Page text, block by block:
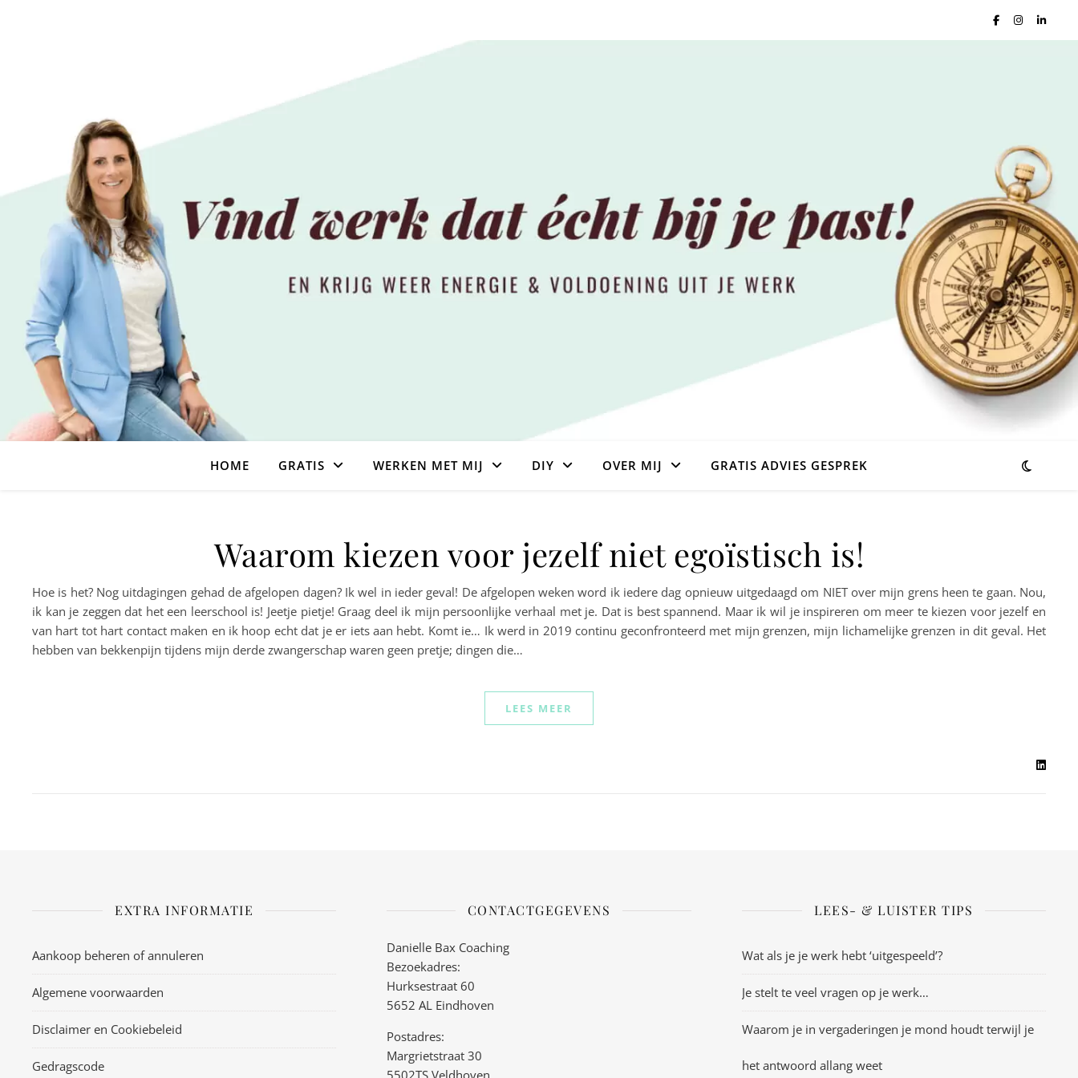
HOME GRATIS WERKEN MET MIJ DIY OVER MIJ GRATIS ADVIES GESPREK
Waarom kiezen voor jezelf niet egoïstisch is!
Hoe is het? Nog uitdagingen gehad de afgelopen dagen? Ik wel in ieder geval! De afgelopen weken word ik iedere dag opnieuw uitgedaagd om NIET over mijn grens heen te gaan. Nou,
ik kan je zeggen dat het een leerschool is! Jeetje pietje! Graag deel ik mijn persoonlijke verhaal met je. Dat is best spannend. Maar ik wil je inspireren om meer te kiezen voor jezelf en
van hart tot hart contact maken en ik hoop echt dat je er iets aan hebt. Komt ie… Ik werd in 2019 continu geconfronteerd met mijn grenzen, mijn lichamelijke grenzen in dit geval. Het
hebben van bekkenpijn tijdens mijn derde zwangerschap waren geen pretje; dingen die…
LEES MEER
EXTRA INFORMATIE
Aankoop beheren of annuleren
Algemene voorwaarden
Disclaimer en Cookiebeleid
Gedragscode
CONTACTGEGEVENS
Danielle Bax Coaching
Bezoekadres:
Hurksestraat 60
5652 AL Eindhoven
Postadres:
Margrietstraat 30
5502TS Veldhoven
LEES- & LUISTER TIPS
Wat als je je werk hebt ‘uitgespeeld’?
Je stelt te veel vragen op je werk…
Waarom je in vergaderingen je mond houdt terwijl je
het antwoord allang weet